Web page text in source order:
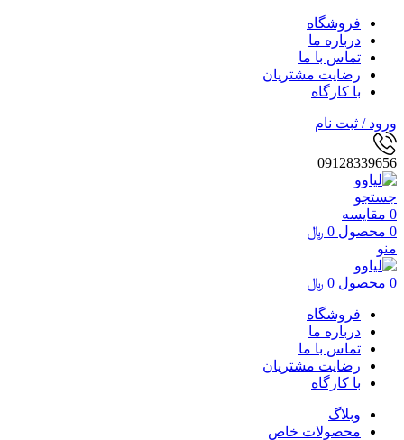
فروشگاه
درباره ما
تماس با ما
رضایت مشتریان
با کارگاه
ورود / ثبت نام
09128339656
جستجو
0 مقایسه
0 محصول 0 ﷼
منو
0 محصول 0 ﷼
فروشگاه
درباره ما
تماس با ما
رضایت مشتریان
با کارگاه
وبلاگ
محصولات خاص